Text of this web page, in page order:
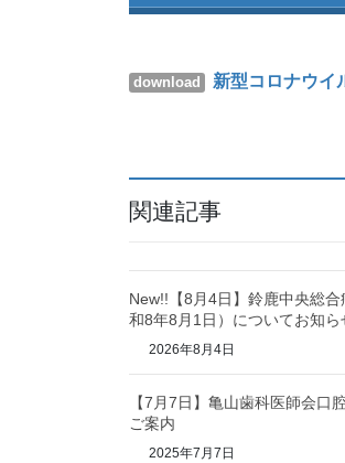
download 新型コロナウイ
関連記事
New!!【8月4日】鈴鹿中央総
和8年8月1日）についてお知ら
2026年8月4日
【7月7日】亀山歯科医師会口
ご案内
2025年7月7日